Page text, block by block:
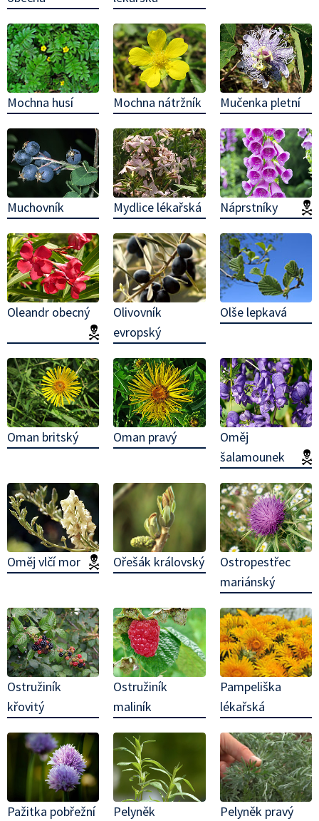
Mochna husí Mochna nátržník Mučenka pletní
Muchovník Mydlice lékařská Náprstníky
Oleandr obecný
(jedovatá!)
Olivovník
evropský
Olše lepkavá
Oman britský Oman pravý
Oměj
šalamounek
Oměj vlčí mor (jedovatá!)
Ořešák královský
Ostropestřec
mariánský
Ostružiník
křovitý
Ostružiník
maliník
Pampeliška
lékařská
Pažitka pobřežní
Pelyněk
Pelyněk pravý